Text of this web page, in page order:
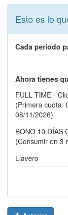
Esto es lo
Cada periodo
Ahora tienes
FULL TIME -
(Primera cuota:
08/11/2026)
BONO 10 DÍAS
(Consumir en 3
Llavero